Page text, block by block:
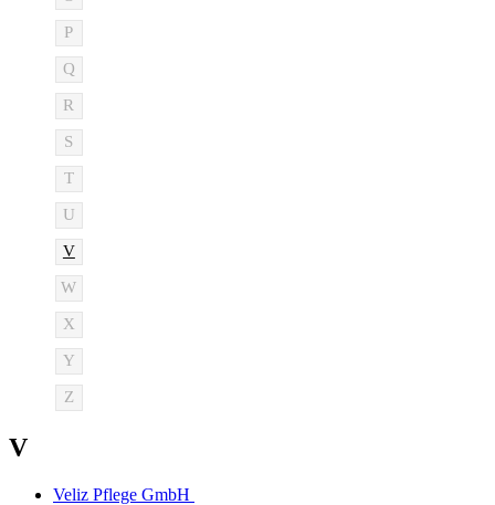
P
Q
R
S
T
U
V
W
X
Y
Z
V
Veliz Pflege GmbH